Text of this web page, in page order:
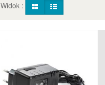
Widok :